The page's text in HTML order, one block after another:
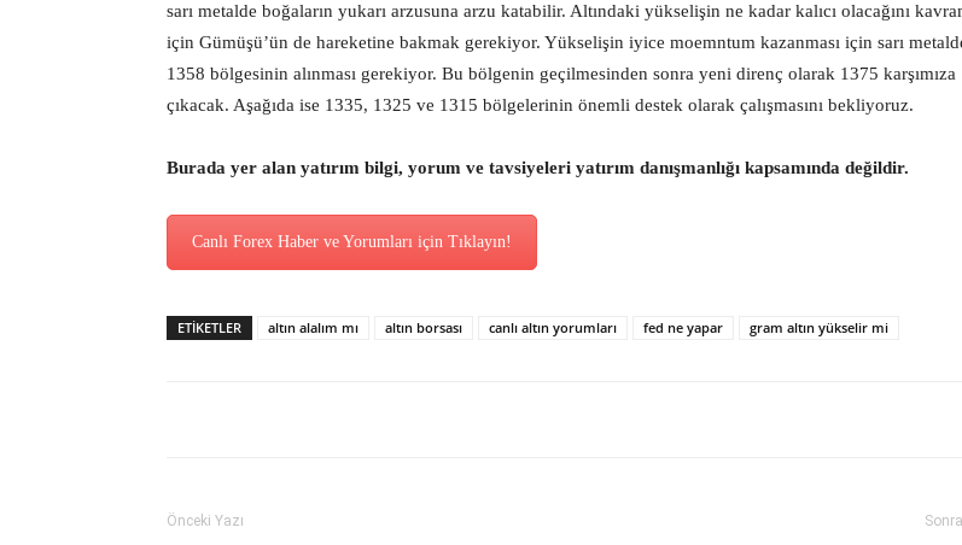
sarı metalde boğaların yukarı arzusuna arzu katabilir. Altındaki yükselişin ne kadar kalıcı olacağını
için Gümüşü’ün de hareketine bakmak gerekiyor. Yükselişin iyice moemntum kazanması için sarı
1358 bölgesinin alınması gerekiyor. Bu bölgenin geçilmesinden sonra yeni direnç olarak 1375 karşımıza
çıkacak. Aşağıda ise 1335, 1325 ve 1315 bölgelerinin önemli destek olarak çalışmasını bekliyoruz.
Burada yer alan yatırım bilgi, yorum ve tavsiyeleri yatırım danışmanlığı kapsamında değildir.
Canlı Forex Haber ve Yorumları için Tıklayın!
ETİKETLER altın alalım mı altın borsası canlı altın yorumları fed ne yapar gram altın yükselir mi
Önceki Yazı